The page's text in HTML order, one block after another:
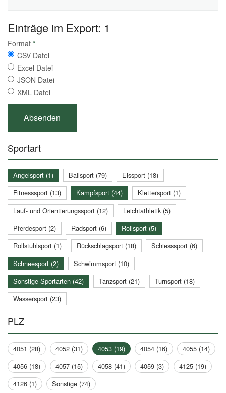
Einträge im Export: 1
Format *
CSV Datei
Excel Datei
JSON Datei
XML Datei
Sportart
Angelsport (1) Ballsport (79)
Eissport (18)
Fitnesssport (13)
Kampfsport (44)
Klettersport (1)
Lauf- und Orientierungssport (12)
Leichtathletik (5)
Pferdesport (2)
Radsport (6)
Rollsport (5)
Rollstuhlsport (1)
Rückschlagsport (18)
Schiesssport (6)
Schneesport (2)
Schwimmsport (10)
Sonstige Sportarten (42)
Tanzsport (21)
Turnsport (18)
Wassersport (23)
PLZ
4051 (28) 4052 (31) 4053 (19) 4054 (16)
4055 (14)
4056 (18)
4057 (15) 4058 (41) 4059 (3)
4125 (19)
4126 (1)
Sonstige (74)